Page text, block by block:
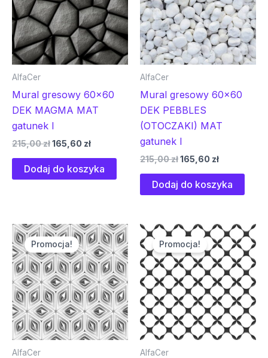
AlfaCer
Mural gresowy 60×60
DEK MAGMA MAT
gatunek I
215,00zł165,60 zł
Dodaj do koszyka
AlfaCer
Mural gresowy 60×60
DEK PEBBLES
(OTOCZAKI) MAT
gatunek I
215,00zł165,60 zł
Dodaj do koszyka
Promocja!
AlfaCer
Pierwotna
cena
wynosiła:
215,00 zł.
Aktualna
cena
wynosi:
165,60 zł.
Promocja!
AlfaCer
Pierwotna
cena
wynosiła:
215,00 zł.
Aktualna
cena
wynosi:
165,60 zł.